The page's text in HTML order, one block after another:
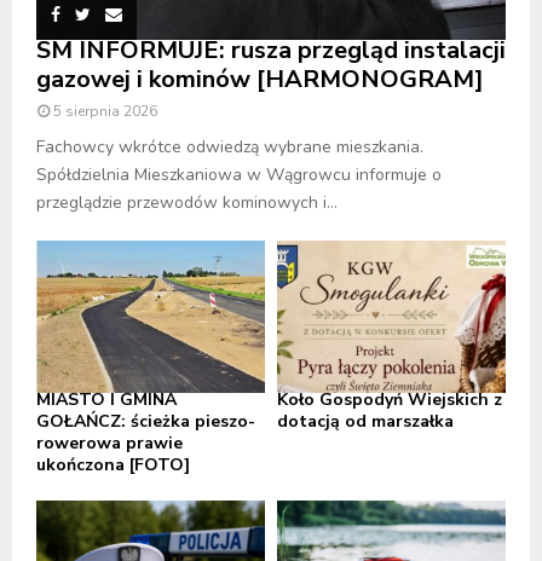
SM INFORMUJE: rusza przegląd instalacji
gazowej i kominów [HARMONOGRAM]
5 sierpnia 2026
Fachowcy wkrótce odwiedzą wybrane mieszkania.
Spółdzielnia Mieszkaniowa w Wągrowcu informuje o
przeglądzie przewodów kominowych i...
MIASTO I GMINA
GOŁAŃCZ: ścieżka pieszo-
rowerowa prawie
ukończona [FOTO]
Koło Gospodyń Wiejskich z
dotacją od marszałka